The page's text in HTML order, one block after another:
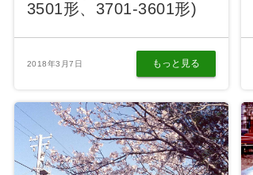
3501形、3701-3601形)
2018年3月7日 もっと見る